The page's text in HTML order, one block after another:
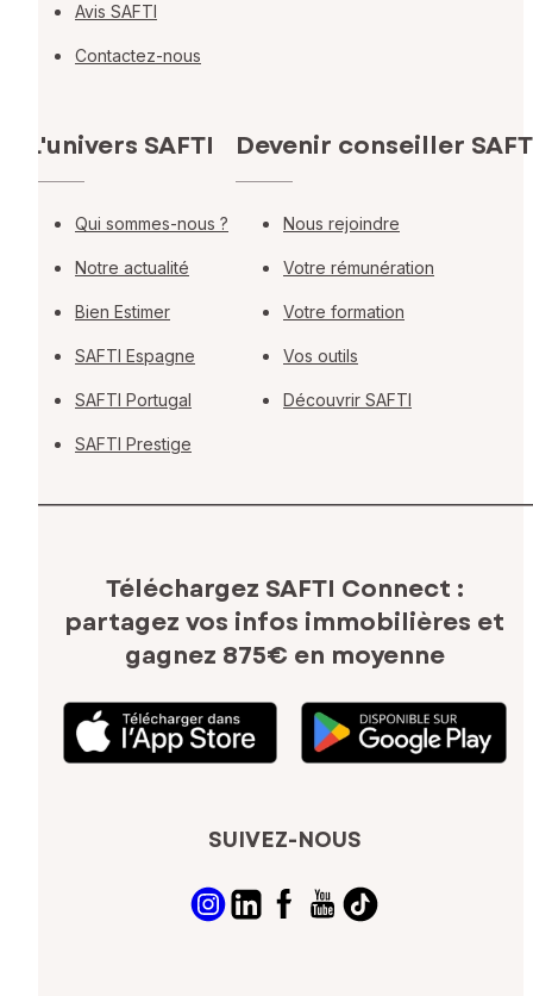
Avis SAFTI
Contactez-nous
L'univers SAFTI
Qui sommes-nous ?
Notre actualité
Bien Estimer
SAFTI Espagne
SAFTI Portugal
SAFTI Prestige
Devenir conseiller
Nous rejoindre
Votre rémunération
Votre formation
Vos outils
Découvrir SAFTI
Téléchargez SAFTI Connect :
partagez vos infos immobilières et
gagnez 875€ en moyenne
SUIVEZ-NOUS